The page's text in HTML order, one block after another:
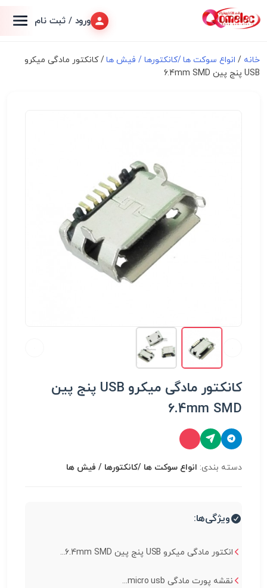
ورود / ثبت نام
خانه / انواع سوكت ها /کانکتورها / فیش ها/ کانکتور مادگی میکرو
USB پنج پین 6.4mm SMD
کانکتور مادگی میکرو USB پنج پین
6.4mm SMD
دسته بندی: انواع سوكت ها /کانکتورها / فیش ها
ویژگی‌ها:
انکتور مادگی میکرو USB پنج پین 6.4mm SMD...
نقشه پورت مادگی micro usb...